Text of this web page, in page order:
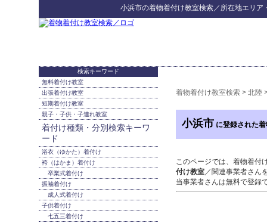
小浜市の着物着付け教室検索／所在地エリア
着物着付け教室検索 > 北陸
小浜市 に登録された
このページでは、着物着付
付け教室／関連事業者さん
当事業者さんは無料で登録
検索キーワード
無料着付け教室
出張着付け教室
短期着付け教室
親子・子供・子連れ教室
着付け種類・分別検索キーワ
ード
浴衣（ゆかた）着付け
袴（はかま）着付け
卒業式着付け
振袖着付け
成人式着付け
子供着付け
七五三着付け